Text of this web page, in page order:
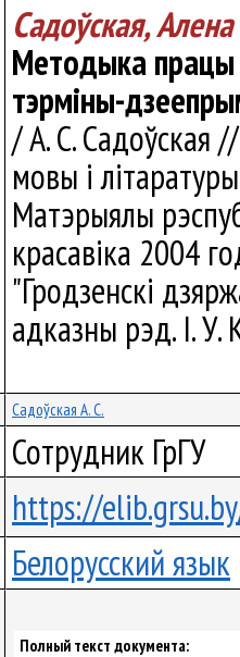
Садоўская,
Методыка працы
тэрміны-
/ А. С. Садоўская
мовы і
Матэрыялы
красавіка 2004
"Гродзенскі
адказны рэд. І.
Садоўская А. С.
Сотрудник ГрГУ
https://
Белорусский язык
Полный текст документа: